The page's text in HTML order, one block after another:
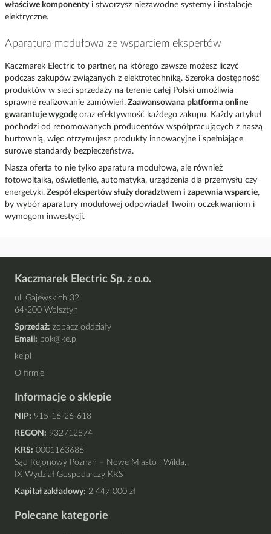
właściwe komponenty i stworzysz niezawodne systemy i instalacje
elektryczne.
Aparatura modułowa ze wsparciem ekspertów
Kaczmarek Electric to partner, na którego zawsze możesz liczyć
podczas zakupów związanych z elektrotechniką. Szeroka dostępność
produktów w sieci sprzedaży na terenie całej Polski umożliwia
sprawne realizowanie zamówień. Zaawansowana platforma online
gwarantuje wygodę oraz efektywność każdego zakupu. Każdy artykuł
pochodzi od renomowanych producentów współpracujących z naszą
hurtownią, więc otrzymujesz produkty innowacyjne i spełniające
surowe standardy bezpieczeństwa.
Nasza oferta to nie tylko aparatura modułowa, ale również
fotowoltaika, oświetlenie, automatyka, urządzenia dla przemysłu czy
energetyki. Zespół ekspertów służy doradztwem i zapewnia wsparcie,
by wybór aparatury modułowej odpowiadał Twoim oczekiwaniom i
wymogom inwestycji.
Kaczmarek Electric Sp. z o.o.
ul. Gajewskich 32
64-200 Wolsztyn
Sprzedaż: zobacz oddziały
Email: bok@ke.pl
ke.pl
O firmie
Informacje o sklepie
NIP: 915-16-26-618
REGON: 932712874
KRS: 0001163686
Sąd Rejonowy Poznań – Nowe Miasto i Wilda,
IX Wydział Gospodarczy KRS
Kapitał zakładowy: 2 447 000 zł
Polecane kategorie